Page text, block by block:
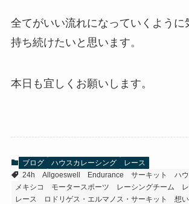
全てがいい流れになっていくように
持ち続けたいと思います。
本日も宜しくお願いします。
ブログ ハウスカレーシング
レース
24h
Allgoeswell Endurance サーキット
ハ
メキシコ
モータースポーツ レーシングチーム
レース
ロドリゲス・エルマノス・サーキット 想